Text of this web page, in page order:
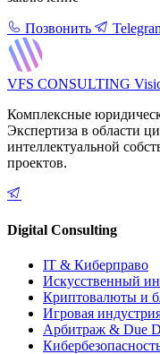
Позвонить
VFS CONSULTING
Комплексные
Экспертиза в области
интеллектуальной
проектов.
Digital Consulting
IT & Киберправо
Искусственный
Криптовалюты и
Игровая
Арбитраж & Due